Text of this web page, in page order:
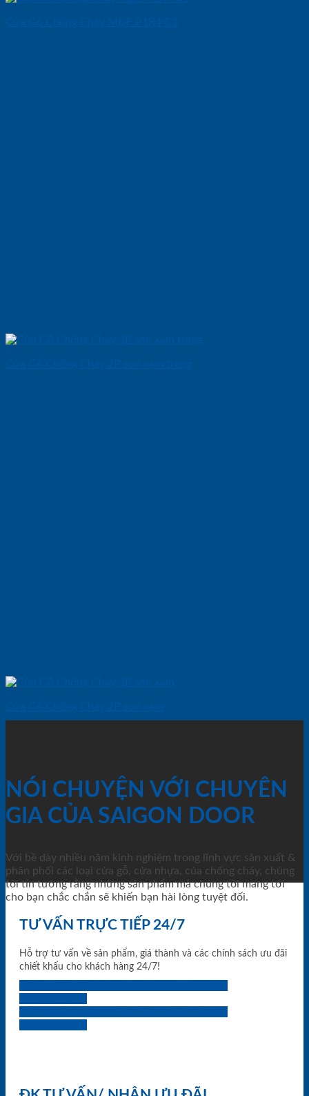
Cửa Gỗ Chống Cháy MDF P1R4 C1
Cửa Gỗ Chống Cháy 2P son xam trang
Cửa Gỗ Chống Cháy 2P son xam
NÓI CHUYỆN VỚI CHUYÊN
GIA CỦA SAIGON DOOR
Với bề dày nhiều năm kinh nghiệm trong lĩnh vực sản xuất &
phân phối các loại cửa gỗ, cửa nhựa, của chống cháy, chúng
tôi tin tưởng rằng những sản phẩm mà chúng tôi mang tới
cho bạn chắc chắn sẽ khiến bạn hài lòng tuyệt đối.
TƯ VẤN TRỰC TIẾP 24/7
Hỗ trợ tư vấn về sản phẩm, giá thành và các chính sách ưu đãi
chiết khấu cho khách hàng 24/7!